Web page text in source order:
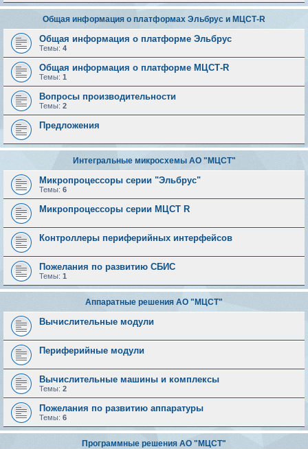
Общая информация о платформах Эльбрус и МЦСТ-R
Общая информация о платформе Эльбрус
Темы: 4
Общая информация о платформе МЦСТ-R
Темы: 1
Вопросы производительности
Темы: 2
Предложения
Интегральные микросхемы АО "МЦСТ"
Микропроцессоры серии "Эльбрус"
Темы: 6
Микропроцессоры серии МЦСТ R
Контроллеры периферийных интерфейсов
Пожелания по развитию СБИС
Темы: 1
Аппаратные решения АО "МЦСТ"
Вычислительные модули
Периферийные модули
Вычислительные машины и комплексы
Темы: 2
Пожелания по развитию аппаратуры
Темы: 6
Программные решения АО "МЦСТ"